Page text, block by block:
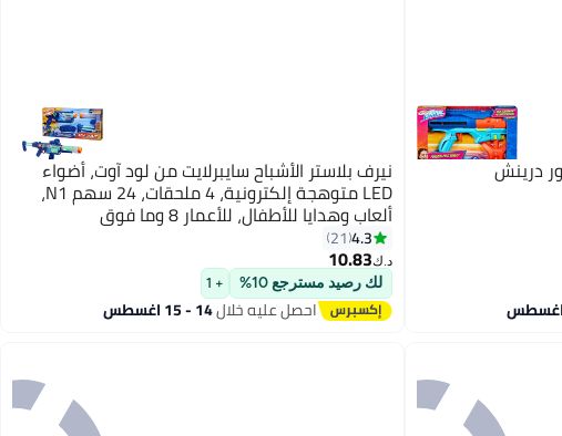
درينش نيرف بلاستر الأشباح سايبرلايت من لود آوت، أضواء
LED متوهجة إلكترونية، 4 ملحقات، 24 سهم N1،
ألعاب وهدايا للأطفال، للأعمار 8 وما فوق
4.3
21
د.ك‏10.83
لك رصيد مسترجع 10% + 1
احصل عليه خلال14 - 15 اغسطس